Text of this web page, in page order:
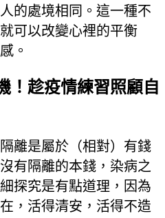
的處境相同。這一種不
可以改變心裡的平衡
。
！趁疫情練習照顧自
離是屬於（相對）有錢
有隔離的本錢，染病之
探究是有點道理，因為
，活得清安，活得不造